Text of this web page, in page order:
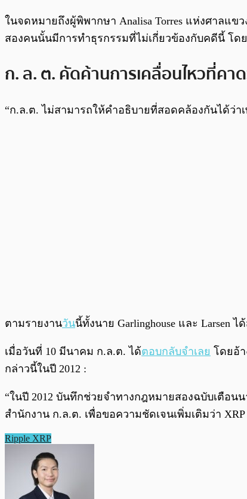
ในจดหมายถึงผู้พิพากษา Analisa Torres แห่งศาลแ
สองคนนั้นมีการทำธุรกรรมที่ไม่เกี่ยวข้องกับคดีนี้ โ
ก. ล. ต. คัดค้านการเคลื่อนไหวที่คา
“ก.ล.ต. ไม่สามารถให้คำอธิบายที่สอดคล้องกันได้ว่า
ตามรายงานวันนี้ทั้งนาย Garlinghouse และ
เมื่อวันที่ 10 มีนาคม ก.ล.ต. ได้ตอบกลับจำเลย โดยอ้
กล่าวนี้ในปี 2012 :
“ในปี 2012 บันทึกช่วยจำทางกฎหมายสองฉบับเตือน
สำนักงาน ก.ล.ต. เพื่อขอความชัดเจนเพิ่มเติมว่า
Ripple XRP